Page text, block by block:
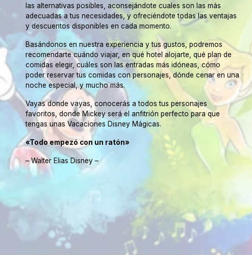
las alternativas posibles, aconsejándote cuales son las más
adecuadas a tus necesidades, y ofreciéndote todas las ventajas
y descuentos disponibles en cada momento.
Basándonos en nuestra experiencia y tus gustos, podremos
recomendarte cuándo viajar, en qué hotel alojarte, qué plan de
comidas elegir, cuáles son las entradas más idóneas, cómo
poder reservar tus comidas con personajes, dónde cenar en una
noche especial, y mucho más.
Vayas donde vayas, conocerás a todos tus personajes
favoritos, donde Mickey será el anfitrión perfecto para que
tengas unas Vacaciones Disney Mágicas.
«Todo empezó con un ratón»
– Walter Elias Disney –